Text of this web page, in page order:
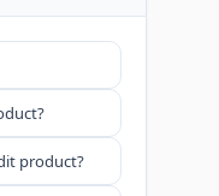
product?